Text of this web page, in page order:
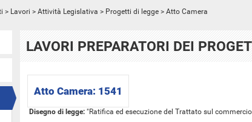
> Lavori > Attività Legislativa > Progetti di legge > Atto Camera
LAVORI PREPARATORI DEI
Atto Camera: 1541
Disegno di legge:"Ratifica ed esecuzione del Trattato sul